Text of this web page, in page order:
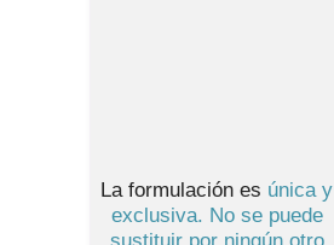
La formulación es única y
exclusiva. No se puede